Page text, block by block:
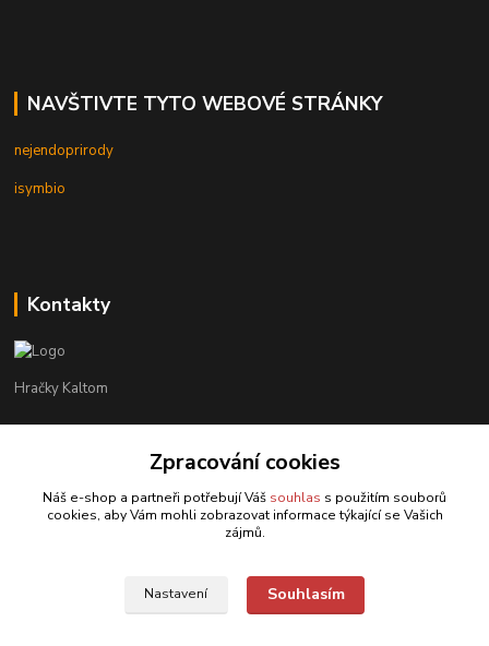
NAVŠTIVTE TYTO WEBOVÉ STRÁNKY
nejendoprirody
isymbio
Kontakty
Hračky Kaltom
+420 777 538 008
hrackykaltom@gmail.com
Zpracování cookies
Náš e-shop a partneři potřebují Váš souhlas s použitím souborů
cookies, aby Vám mohli zobrazovat informace týkající se Vašich
zájmů.
Nastavení Souhlasím